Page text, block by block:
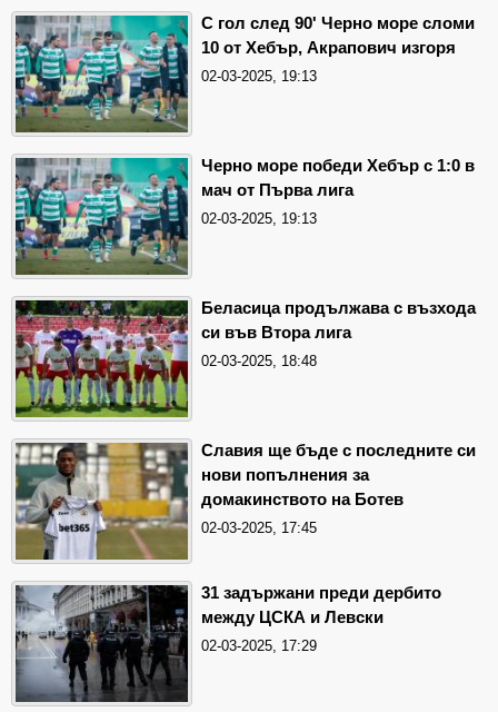
С гол след 90' Черно море сломи
10 от Хебър, Акрапович изгоря
02-03-2025, 19:13
Черно море победи Хебър с 1:0 в
мач от Първа лига
02-03-2025, 19:13
Беласица продължава с възхода
си във Втора лига
02-03-2025, 18:48
Славия ще бъде с последните си
нови попълнения за
домакинството на Ботев
02-03-2025, 17:45
31 задържани преди дербито
между ЦСКА и Левски
02-03-2025, 17:29